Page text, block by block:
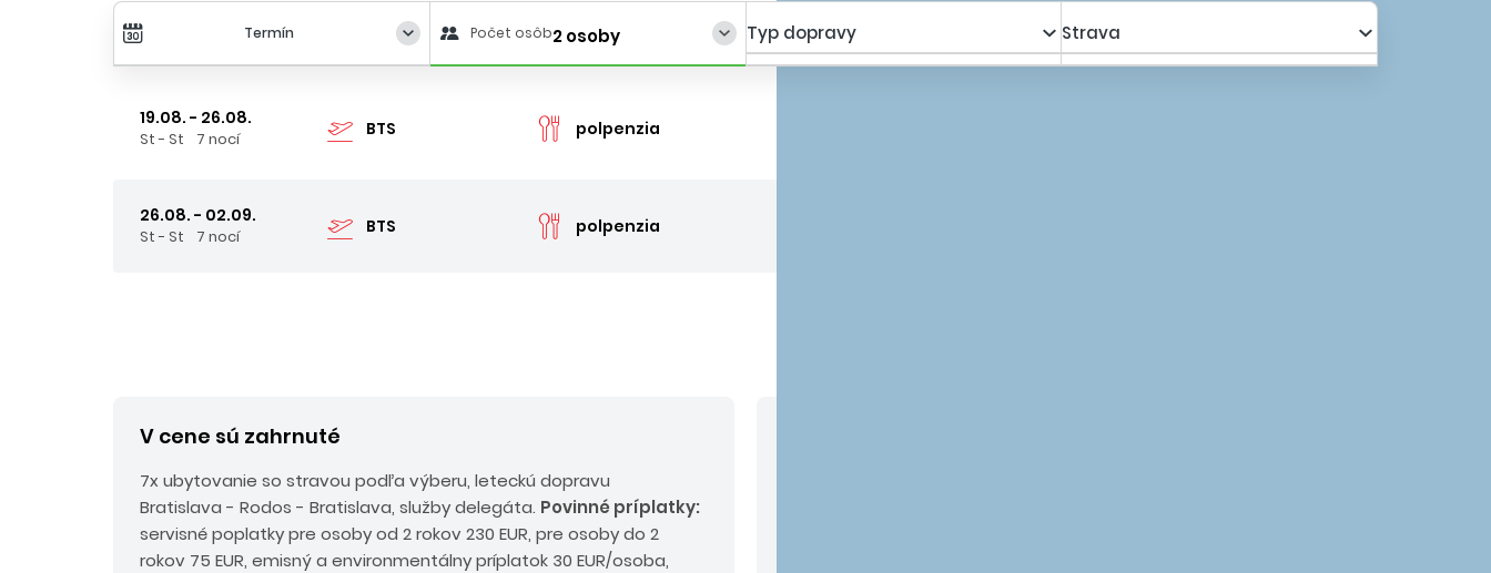
Termín Počet osôb2 osoby Typ dopravy Strava
19.08. - 26.08.
St - St 7 nocí BTS polpenzia
26.08. - 02.09.
St - St 7 nocí BTS polpenzia
V cene sú zahrnuté
7x ubytovanie so stravou podľa výberu, leteckú dopravu
Bratislava - Rodos - Bratislava, služby delegáta. Povinné príplatky:
servisné poplatky pre osoby od 2 rokov 230 EUR, pre osoby do 2
rokov 75 EUR, emisný a environmentálny príplatok 30 EUR/osoba,